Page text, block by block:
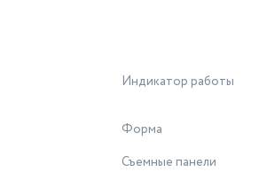
делает готовку, хранение и
Выберете понравившийся и
Индикатор работы
Форма
Съемные панели